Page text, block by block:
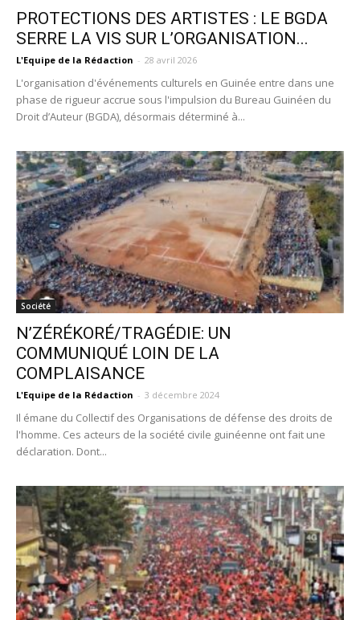
PROTECTIONS DES ARTISTES : LE BGDA
SERRE LA VIS SUR L’ORGANISATION...
L'Equipe de la Rédaction - 28 avril 2026
L'organisation d'événements culturels en Guinée entre dans une
phase de rigueur accrue sous l'impulsion du Bureau Guinéen du
Droit d’Auteur (BGDA), désormais déterminé à...
Société
N’ZÉRÉKORÉ/TRAGÉDIE: UN
COMMUNIQUÉ LOIN DE LA
COMPLAISANCE
L'Equipe de la Rédaction - 3 décembre 2024
Il émane du Collectif des Organisations de défense des droits de
l'homme. Ces acteurs de la société civile guinéenne ont fait une
déclaration. Dont...